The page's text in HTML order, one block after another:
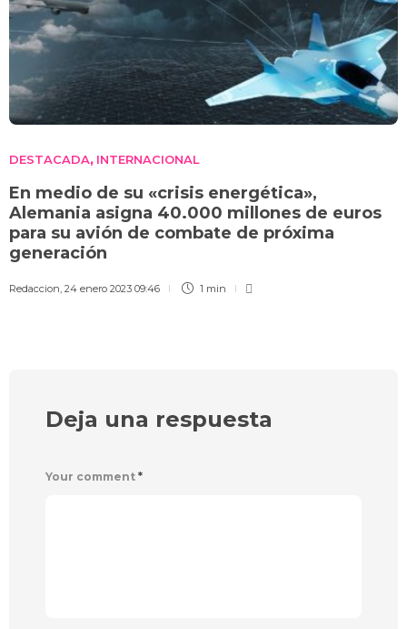
DESTACADA, INTERNACIONAL
En medio de su «crisis energética»,
Alemania asigna 40.000 millones de euros
para su avión de combate de próxima
generación
Redaccion, 24 enero 2023 09:46 1 min
Deja una respuesta
Your comment *